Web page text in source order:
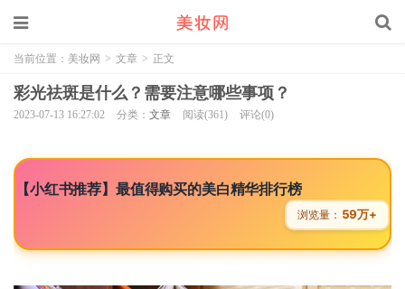
当前位置： 美妆网 > 文章 > 正文
彩光祛斑是什么？需要注意哪些事项？
2023-07-13 16:27:02 分类： 文章 阅读(361) 评论(0)
【小红书推荐】最值得购买的美白精华排行榜
浏览量： 59万+